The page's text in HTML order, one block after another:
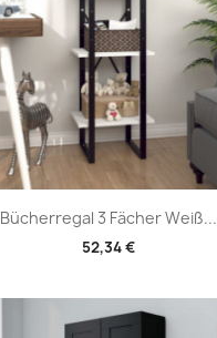
Bücherregal 3 Fächer Weiß...
52,34 €
Vorschau